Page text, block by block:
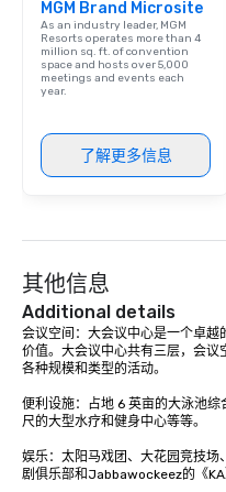
MGM Brand Microsite
As an industry leader, MGM
Resorts operates more than 4
million sq. ft. of convention
space and hosts over 5,000
meetings and events each
year.
了解更多信息
其他信息
Additional details
会议空间：大会议中心是一个卓
价值。大会议中心共有三层，会
各种规模和类型的活动。
便利设施：占地 6 英亩的大泳池
尺的大型水疗和健身中心等等。
娱乐：太阳马戏团、大花园竞技场
剧俱乐部和Jabbawockeez的《KA